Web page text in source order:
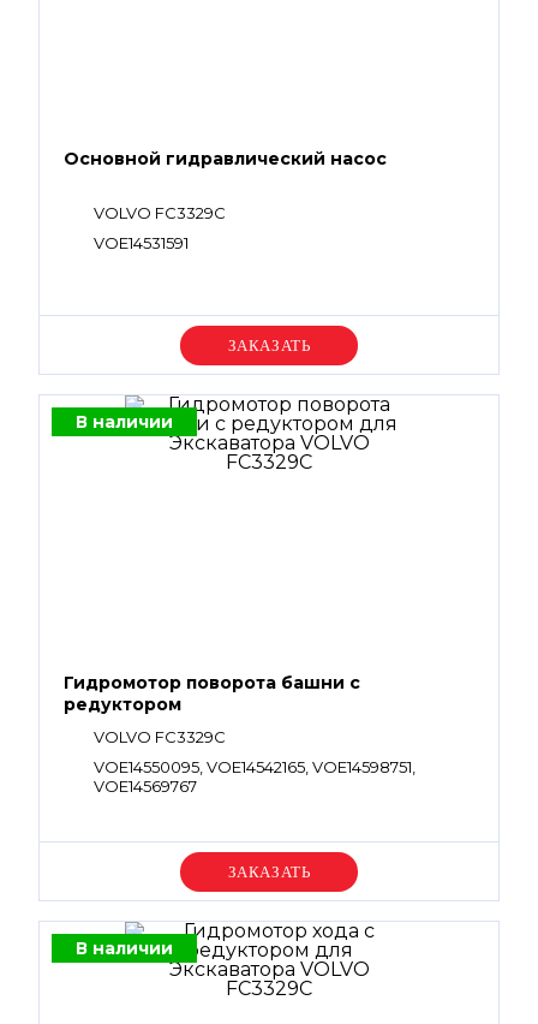
Основной гидравлический насос
VOLVO FC3329C
VOE14531591
Уточняйте цену
В наличии
Гидромотор поворота башни с
редуктором
VOLVO FC3329C
VOE14550095, VOE14542165, VOE14598751,
VOE14569767
Уточняйте цену
В наличии